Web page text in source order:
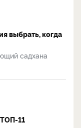
выбрать, когда
садхана
11